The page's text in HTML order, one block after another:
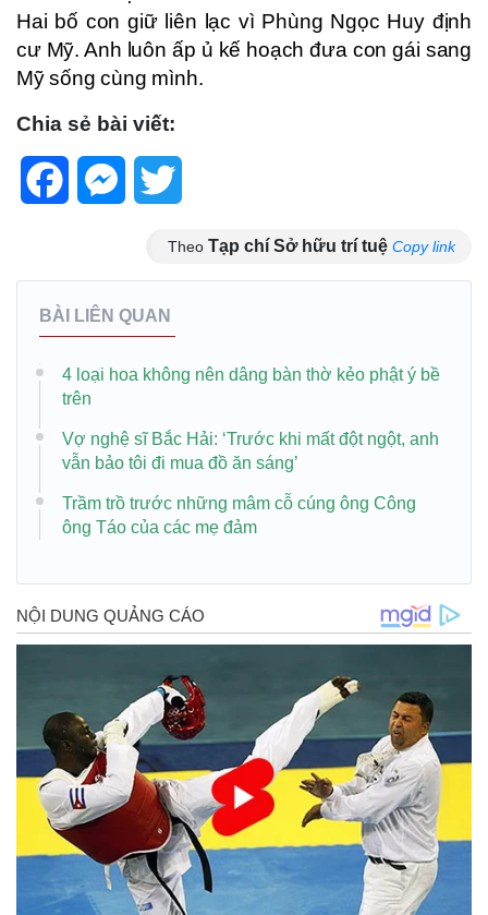
Hai bố con giữ liên lạc vì Phùng Ngọc Huy định
cư Mỹ. Anh luôn ấp ủ kế hoạch đưa con gái sang
Mỹ sống cùng mình.
Chia sẻ bài viết:
FacebookMessenger
Theo Tạp chí Sở hữu trí tuệ Copy link
BÀI LIÊN QUAN
4 loại hoa không nên dâng bàn thờ kẻo phật ý bề
trên
Vợ nghệ sĩ Bắc Hải: ‘Trước khi mất đột ngột, anh
vẫn bảo tôi đi mua đồ ăn sáng’
Trầm trồ trước những mâm cỗ cúng ông Công
ông Táo của các mẹ đảm